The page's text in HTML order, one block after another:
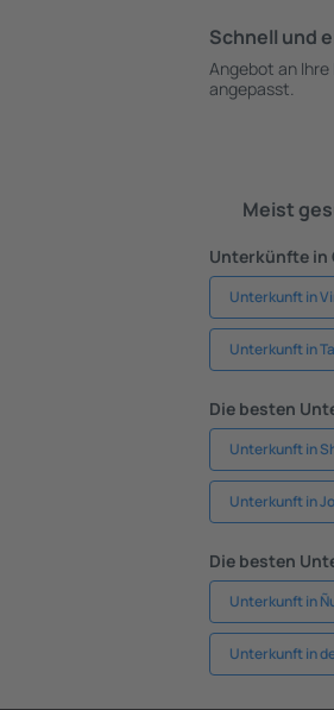
Schnell und
Angebot an
angepasst.
Meist
Unterkünfte in
Unterkunft in
Unterkunft in
Die besten
Unterkunft in
Unterkunft in
Die besten
Unterkunft in
Unterkunft in